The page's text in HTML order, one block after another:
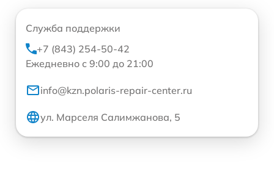
Служба поддержки
+7 (843) 254-50-42
Ежедневно с 9:00 до 21:00
info@kzn.polaris-repair-center.ru
ул. Марселя Салимжанова, 5